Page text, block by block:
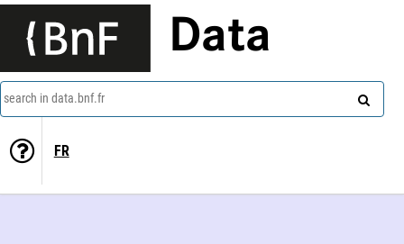
Data
search in data.bnf.fr
FR